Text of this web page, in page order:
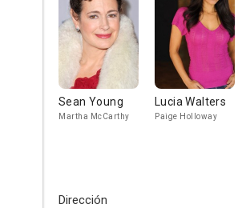
Sean Young
Martha McCarthy
Lucia Walters
Paige Holloway
Dirección